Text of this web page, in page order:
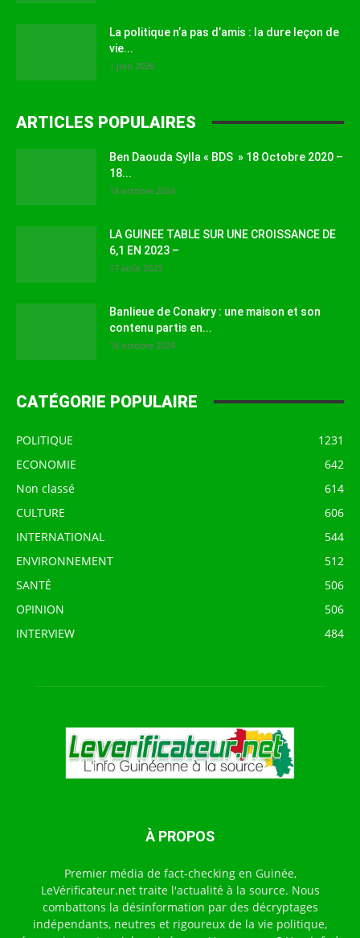
La politique n’a pas d’amis : la dure leçon de
vie...
1 juin 2026
ARTICLES POPULAIRES
Ben Daouda Sylla « BDS » 18 Octobre 2020 –
18...
18 octobre 2024
LA GUINEE TABLE SUR UNE CROISSANCE DE
6,1 EN 2023 –
17 août 2023
Banlieue de Conakry : une maison et son
contenu partis en...
16 octobre 2024
CATÉGORIE POPULAIRE
POLITIQUE
1231
ECONOMIE
642
Non classé
614
CULTURE
606
INTERNATIONAL
544
ENVIRONNEMENT
512
SANTÉ
506
OPINION
506
INTERVIEW
484
À PROPOS
Premier média de fact-checking en Guinée,
LeVérificateur.net traite l'actualité à la source. Nous
combattons la désinformation par des décryptages
indépendants, neutres et rigoureux de la vie politique,